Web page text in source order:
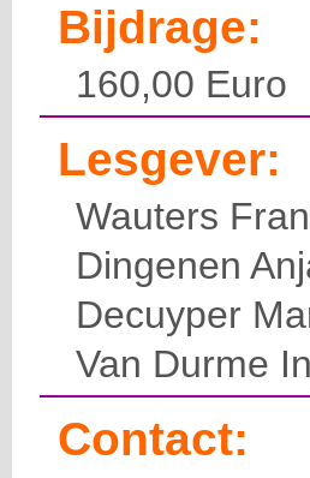
Bijdrage:
160,00 Euro
Lesgever:
Wauters
Dingenen
Decuyper
Van Durme
Contact: